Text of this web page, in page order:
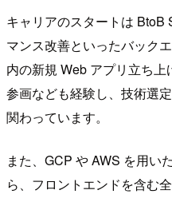
キャリアのスタートは BtoB
マンス改善といったバック
内の新規 Web アプリ立ち
参画なども経験し、技術選
関わっています。
また、GCP や AWS を用い
ら、フロントエンドを含む